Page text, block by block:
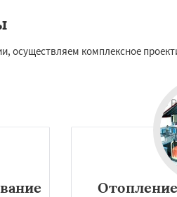
осуществляем комплексное